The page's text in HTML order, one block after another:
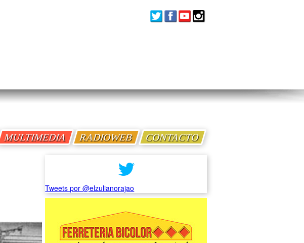
MULTIMEDIA RADIOWEB CONTACTO
Tweets por @elzulianorajao